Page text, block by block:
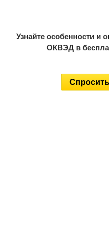
Узнайте особенности и
ОКВЭД в